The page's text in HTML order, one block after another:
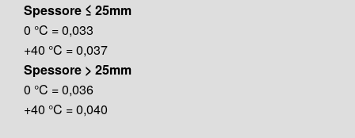
Spessore ≤ 25mm
0 °C = 0,033
+40 °C = 0,037
Spessore > 25mm
0 °C = 0,036
+40 °C = 0,040